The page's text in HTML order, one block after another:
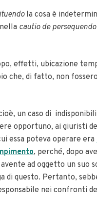
la cosa è
cautio de
effetti, ubicazione
che, di fatto, non
un caso di
opportuno, ai giuristi
essa poteva operare era
, perché, dopo
ad oggetto un suo
di questo. Pertanto,
nei confronti